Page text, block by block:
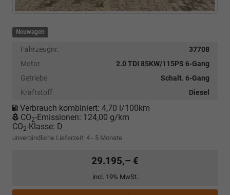
Neuwagen
Fahrzeugnr.
37708
Motor
2.0 TDI 85KW/115PS 6-Gang
Getriebe
Schalt. 6-Gang
Kraftstoff
Diesel
Verbrauch kombiniert: 4,70 l/100km
CO2-Emissionen: 124,00 g/km
CO2-Klasse: D
unverbindliche Lieferzeit: 4 - 5 Monate
29.195,– €
incl. 19% MwSt.